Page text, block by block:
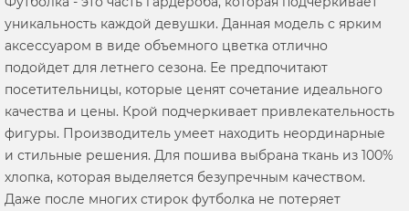
уникальность каждой девушки. Данная модель с ярким
аксессуаром в виде объемного цветка отлично
подойдет для летнего сезона. Ее предпочитают
посетительницы, которые ценят сочетание идеального
качества и цены. Крой подчеркивает привлекательность
фигуры. Производитель умеет находить неординарные
и стильные решения. Для пошива выбрана ткань из 100%
хлопка, которая выделяется безупречным качеством.
Даже после многих стирок футболка не потеряет